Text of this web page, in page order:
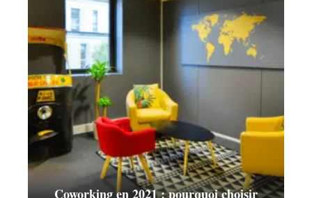
Coworking en 2021 : pourquoi choisir